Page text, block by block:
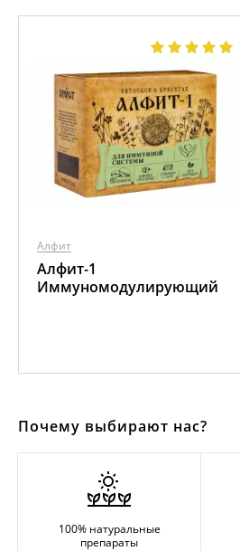
Алфит
Алфит-1
Иммуномодулирующий
Почему выбирают нас?
100% натуральные
препараты